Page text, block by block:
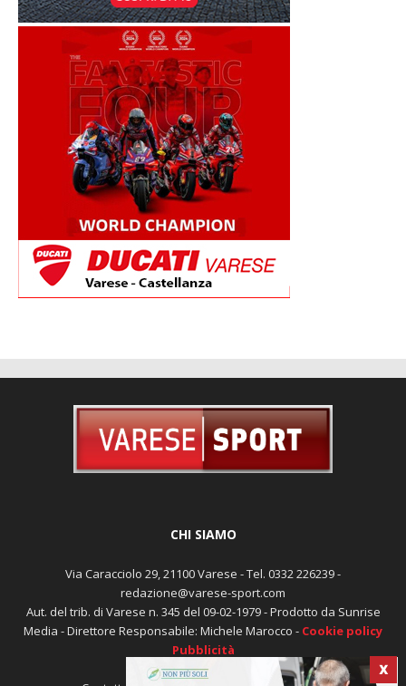
X
CHI SIAMO
Via Caracciolo 29, 21100 Varese - Tel. 0332 226239 -
redazione@varese-sport.com
Aut. del trib. di Varese n. 345 del 09-02-1979 - Prodotto da Sunrise
Media - Direttore Responsabile: Michele Marocco - Cookie policy
Pubblicità